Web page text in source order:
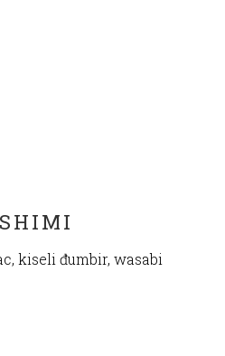
kiseli đumbir, wasabi